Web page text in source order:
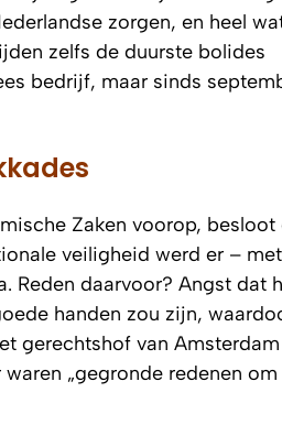
zorgen, en heel
zelfs de duurste bolides
bedrijf, maar sinds
Zaken voorop, besloot
veiligheid werd er –
Reden daarvoor? Angst dat
handen zou zijn,
gerechtshof van
„gegronde redenen om